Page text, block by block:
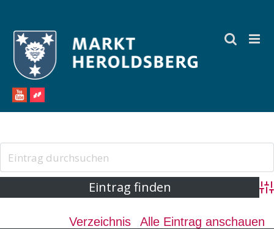
springen
Verzeichnis Alle Eintrag anschauen